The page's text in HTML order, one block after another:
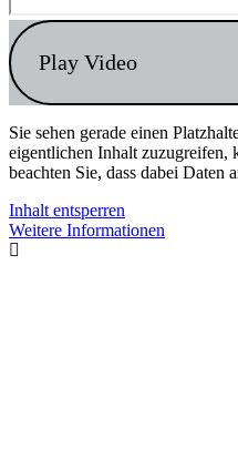
Play Video
Sie sehen gerade einen
eigentlichen Inhalt zuzugreifen,
beachten Sie, dass dabei Daten
Inhalt entsperren
Weitere Informationen